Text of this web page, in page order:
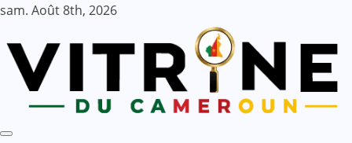
Skip
content
sam. Août 8th, 2026